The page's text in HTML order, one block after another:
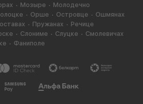
Мозыре
Молодечно
Орше Островце
Ошмянах
Пружанах
Речице
Слониме Слуцке
Смолевичах
Фаниполе